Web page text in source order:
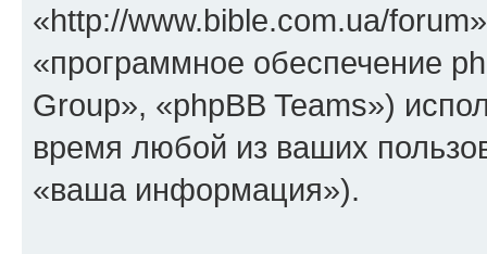
«http://www.bible.com.ua/
«программное обеспечение
Group», «phpBB Teams»)
время любой из ваших
«ваша информация»).